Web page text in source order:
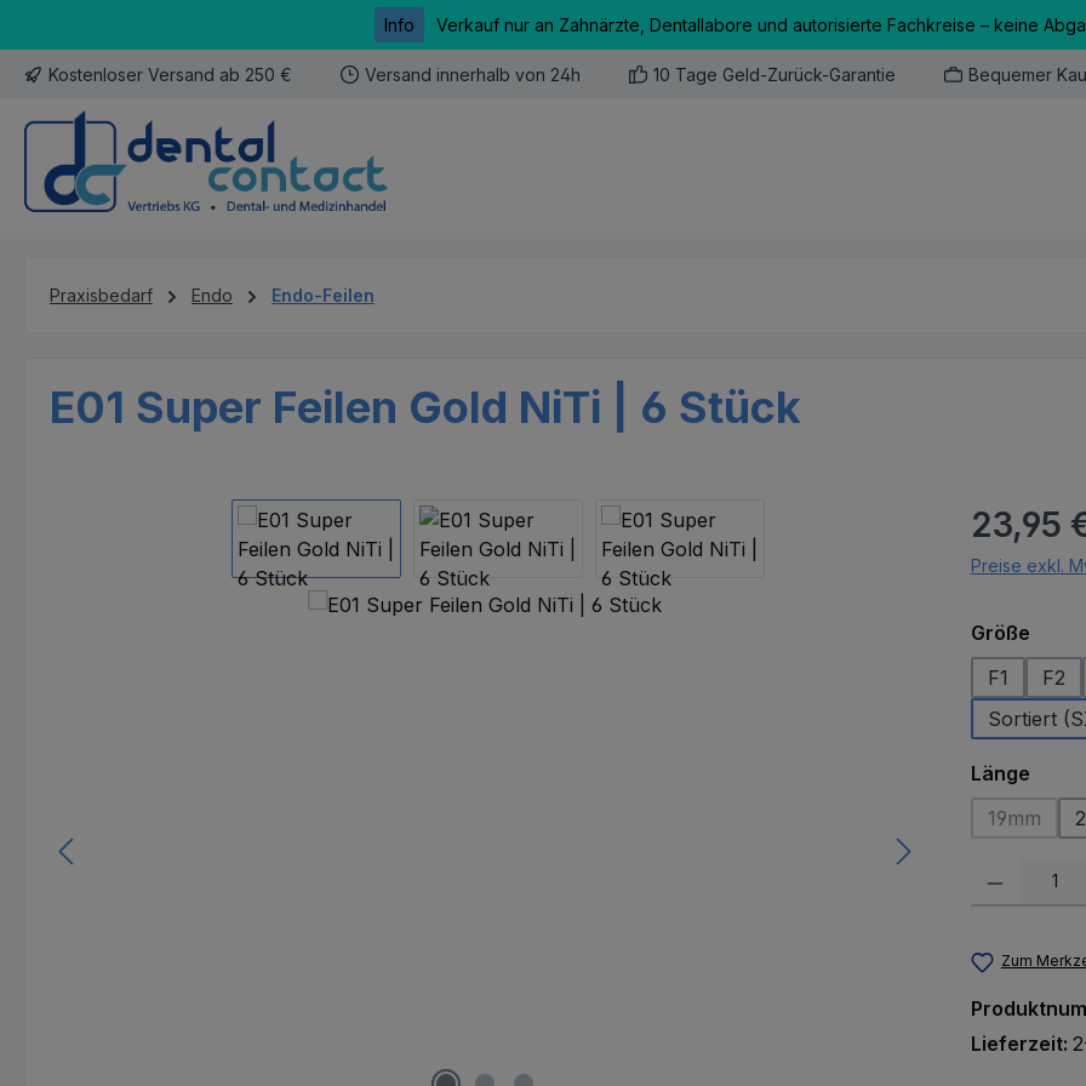
Info Verkauf nur an Zahnärzte, Dentallabore und autorisierte Fachkreise – keine
Kostenloser Versand ab 250 € Versand innerhalb von 24h 10 Tage Geld-Zurück-Garantie Bequemer
Praxisbedarf Endo Endo-Feilen
E01 Super Feilen Gold NiTi | 6 Stück
Bildergalerie überspringen Regulärer
23,95
Preise exkl.
Größe
F1
F2
Sortiert
Länge
19mm
(Diese
Produkt
Zum
Lieferzeit: